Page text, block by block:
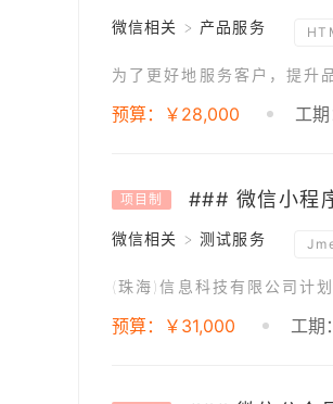
微信相关 > 产品服务
预算：￥28,000 工
项目制 ### 微信小程
微信相关 > 测试服务
预算：￥31,000 工期